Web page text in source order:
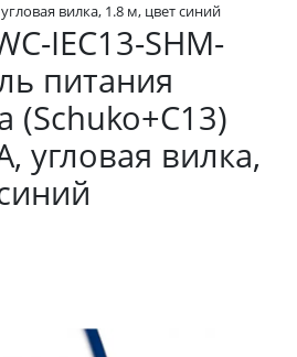
вилка, 1.8 м, цвет синий
IEC13-SHM-
питания
(Schuko+C13)
угловая вилка,